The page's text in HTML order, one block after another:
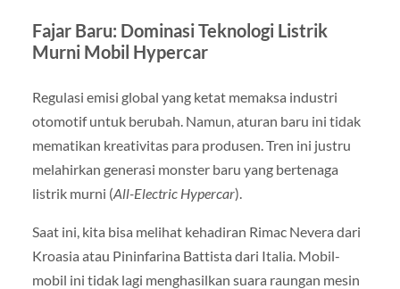
Fajar Baru: Dominasi Teknologi Listrik
Murni Mobil Hypercar
Regulasi emisi global yang ketat memaksa industri
otomotif untuk berubah. Namun, aturan baru ini tidak
mematikan kreativitas para produsen. Tren ini justru
melahirkan generasi monster baru yang bertenaga
listrik murni (All-Electric Hypercar).
Saat ini, kita bisa melihat kehadiran Rimac Nevera dari
Kroasia atau Pininfarina Battista dari Italia. Mobil-
mobil ini tidak lagi menghasilkan suara raungan mesin